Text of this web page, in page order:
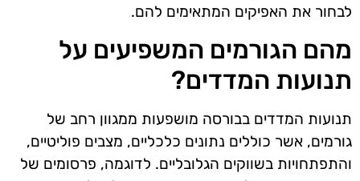
לבחור את האפיקים המתאימים להם.
מהם הגורמים המשפיעים על
תנועות המדדים?
תנועות המדדים בבורסה מושפעות ממגוון רחב של
גורמים, אשר כוללים נתונים כלכליים, מצבים פוליטיים,
והתפתחויות בשווקים הגלובליים. לדוגמה, פרסומים של